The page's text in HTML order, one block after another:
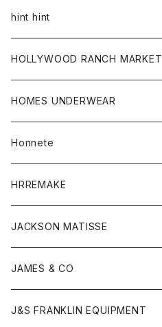
ジャケット
トップス
シャツ
カーディガン
ボトム
グッズ
帽子
帽子
hint hint
ストール
HOLLYWOOD RANCH MARKET
アウター
カーディガン
コート
アクセサリー
ウォレット
ストール
キッズ
Tシャツ
グッズ
アンダーウェア
靴
トップス
カーディガン
ボトム
HOMES UNDERWEAR
アウター
カーディガン
コート
キッズ
Tシャツ
ロンパース
グッズ
靴
ストール
トップス
カットソー
ボトム
Honnete
ブラウス
ワンピース
HRREMAKE
バック
キッズ
トレーナー
トップス
JACKSON MATISSE
Tシャツ
帽子
JAMES & CO
ボトム
J&S FRANKLIN EQUIPMENT